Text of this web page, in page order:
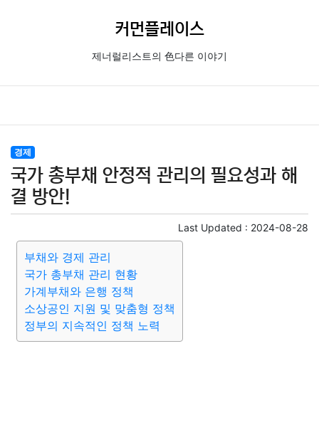
커먼플레이스
제너럴리스트의 色다른 이야기
경제
국가 총부채 안정적 관리의 필요성과 해
결 방안!
Last Updated : 2024-08-28
부채와 경제 관리
국가 총부채 관리 현황
가계부채와 은행 정책
소상공인 지원 및 맞춤형 정책
정부의 지속적인 정책 노력